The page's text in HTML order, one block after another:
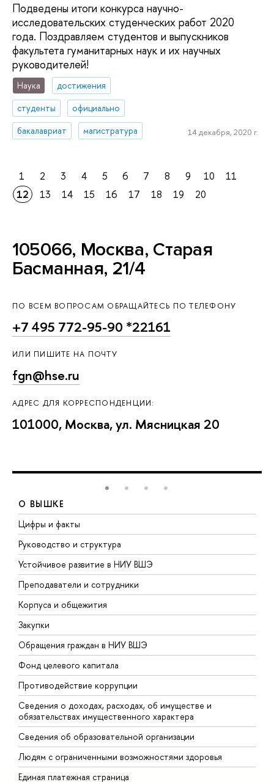
Подведены итоги конкурса научно-
исследовательских студенческих работ 2020
года. Поздравляем студентов и выпускников
факультета гуманитарных наук и их научных
руководителей!
Наука
достижения
студенты
официально
бакалавриат
магистратура 14 декабря, 2020 г.
1 2 3 4 5 6 7 8 9 10
11
12
13 14 15 16 17 18 19 20
105066, Москва, Старая
Басманная, 21/4
ПО ВСЕМ ВОПРОСАМ ОБРАЩАЙТЕСЬ ПО ТЕЛЕФОНУ
+7 495 772-95-90 *22161
ИЛИ ПИШИТЕ НА ПОЧТУ
fgn@hse.ru
АДРЕС ДЛЯ КОРРЕСПОНДЕНЦИИ:
101000, Москва, ул. Мясницкая 20
О ВЫШКЕ
Цифры и факты
Руководство и структура
Устойчивое развитие в НИУ ВШЭ
Преподаватели и сотрудники
Корпуса и общежития
Закупки
Обращения граждан в НИУ ВШЭ
Фонд целевого капитала
Противодействие коррупции
Сведения о доходах, расходах, об имуществе и
обязательствах имущественного характера
Сведения об образовательной организации
Людям с ограниченными возможностями здоровья
Единая платежная страница